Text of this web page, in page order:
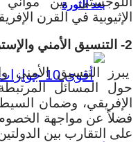
بعد الثورة
الإثيوبية في القرن
2- التنسيق الأمني والإستراتيجي:
يبرز التنسيق الأمني
حول المسائل
الإفريقي، وضمان
فضلاً عن مواجهة الخصوم
على التقارب بين